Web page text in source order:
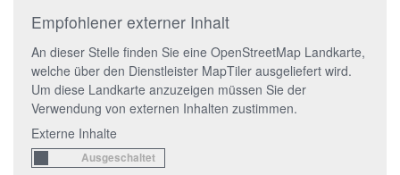
Empfohlener externer Inhalt
An dieser Stelle finden Sie eine OpenStreetMap Landkarte,
welche über den Dienstleister MapTiler ausgeliefert wird.
Um diese Landkarte anzuzeigen müssen Sie der
Verwendung von externen Inhalten zustimmen.
Externe Inhalte